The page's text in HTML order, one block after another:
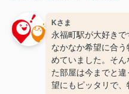
Kさま
永福町駅が大好きで
なかなか希望に合
めていました。そ
た部屋は今までと
望にもピッタリで、